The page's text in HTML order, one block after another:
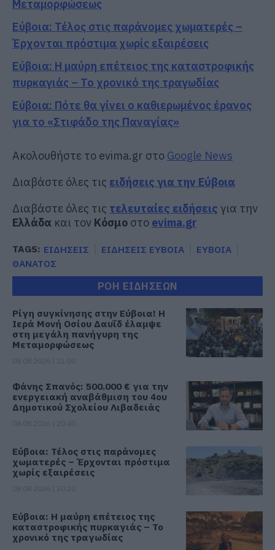
Μεταμορφώσεως
Εύβοια: Τέλος στις παράνομες χωματερές –
Έρχονται πρόστιμα χωρίς εξαιρέσεις
Εύβοια: Η μαύρη επέτειος της καταστροφικής
πυρκαγιάς – Το χρονικό της τραγωδίας
Εύβοια: Πότε θα γίνει ο καθιερωμένος έρανος
για το «Στιφάδο της Παναγίας»
Ακολουθήστε το evima.gr στο Google News
Διαβάστε όλες τις ειδήσεις για την Εύβοια
Διαβάστε όλες τις τελευταίες ειδήσεις για την
Ελλάδα και τον Κόσμο στο evima.gr
TAGS: ΕΙΔΗΣΕΙΣ ΕΙΔΗΣΕΙΣ ΕΥΒΟΙΑ
ΕΥΒΟΙΑ
ΘΑΝΑΤΟΣ
ΡΟΗ ΕΙΔΗΣΕΩΝ
Ρίγη συγκίνησης στην Εύβοια! Η
Ιερά Μονή Οσίου Δαυΐδ έλαμψε
στη μεγάλη πανήγυρη της
Μεταμορφώσεως
Φάνης Σπανός: 500.000 € για την
ενεργειακή αναβάθμιση του 4ου
Δημοτικού Σχολείου Λιβαδειάς
Εύβοια: Τέλος στις παράνομες
χωματερές – Έρχονται πρόστιμα
χωρίς εξαιρέσεις
Εύβοια: Η μαύρη επέτειος της
καταστροφικής πυρκαγιάς – Το
χρονικό της τραγωδίας